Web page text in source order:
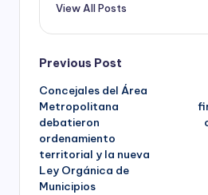
View All Posts
Post
navigation
Previous Post
Concejales del Área
Metropolitana
debatieron
ordenamiento
territorial y la nueva
Ley Orgánica de
Municipios